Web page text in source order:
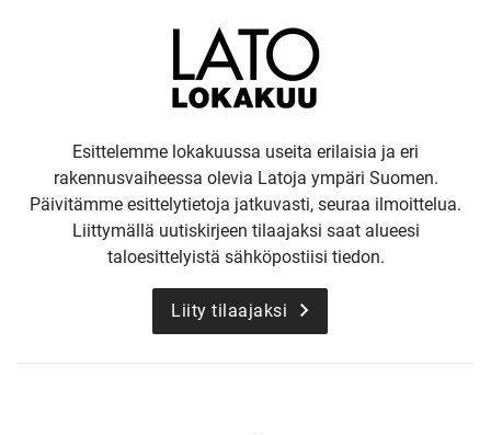
Esittelemme lokakuussa useita erilaisia ja eri
rakennusvaiheessa olevia Latoja ympäri Suomen.
Päivitämme esittelytietoja jatkuvasti, seuraa ilmoittelua.
Liittymällä uutiskirjeen tilaajaksi saat alueesi
taloesittelyistä sähköpostiisi tiedon.
Liity tilaajaksi